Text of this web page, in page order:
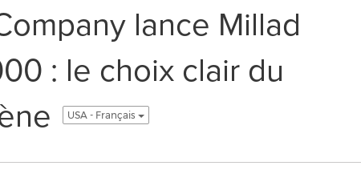
lance Millad
: le choix clair du
USA - Français